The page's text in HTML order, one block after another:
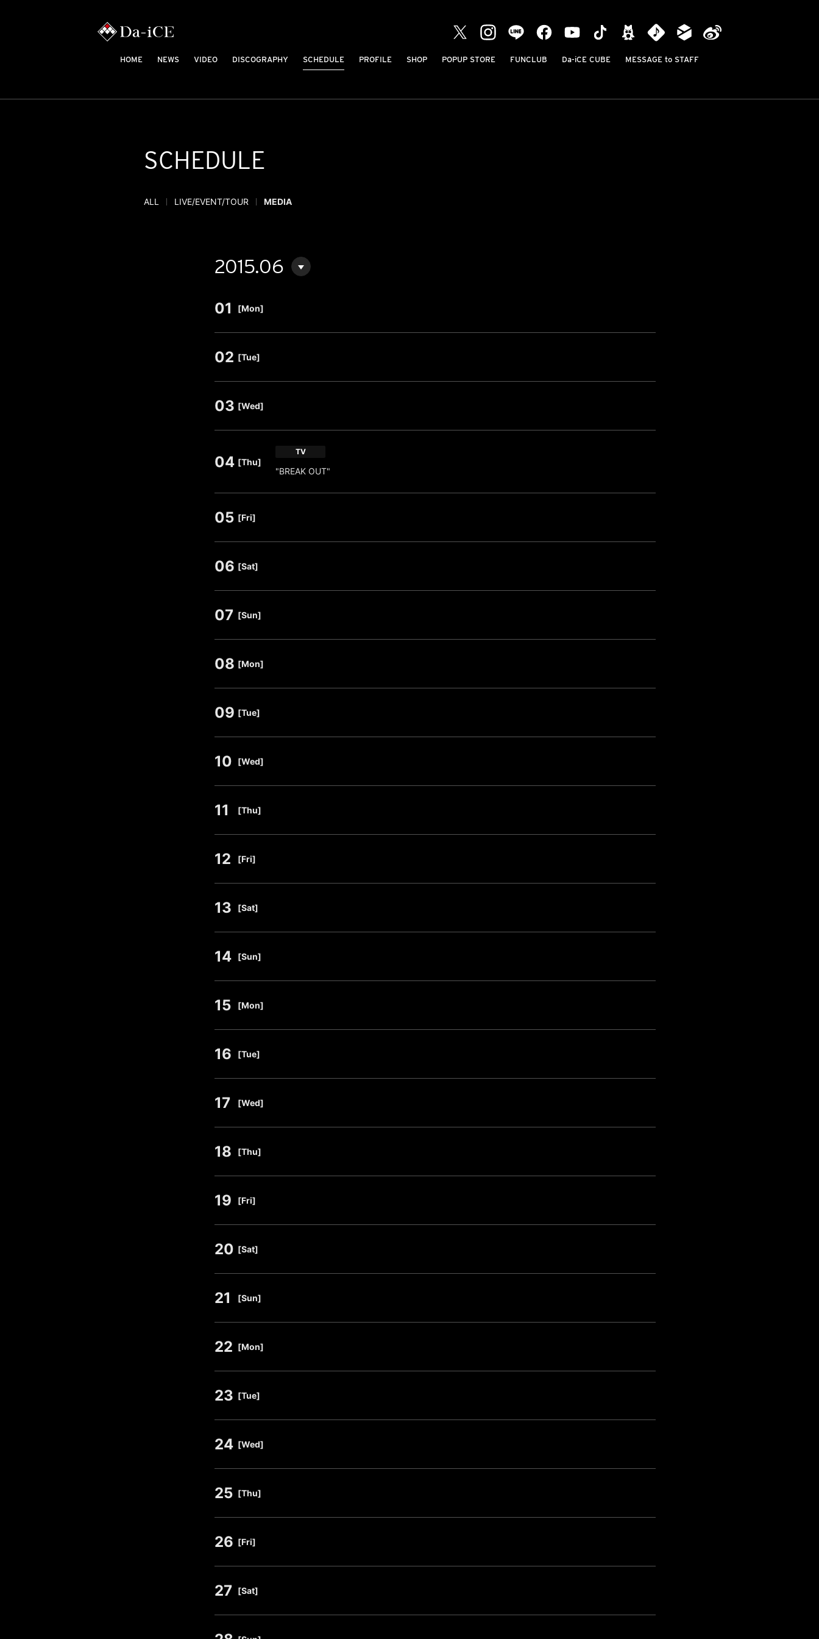
HOME NEWS VIDEO DISCOGRAPHY SCHEDULE PROFILE SHOP POPUP STORE FUNCLUB Da-iCE CUBE MESSAGE to STAFF
SCHEDULE
ALL LIVE/EVENT/TOUR MEDIA
2015.06
01 [Mon]
02 [Tue]
03 [Wed]
04 [Thu]
TV
"BREAK OUT"
05 [Fri]
06 [Sat]
07 [Sun]
08 [Mon]
09 [Tue]
10 [Wed]
11 [Thu]
12 [Fri]
13 [Sat]
14 [Sun]
15 [Mon]
16 [Tue]
17 [Wed]
18 [Thu]
19 [Fri]
20 [Sat]
21 [Sun]
22 [Mon]
23 [Tue]
24 [Wed]
25 [Thu]
26 [Fri]
27 [Sat]